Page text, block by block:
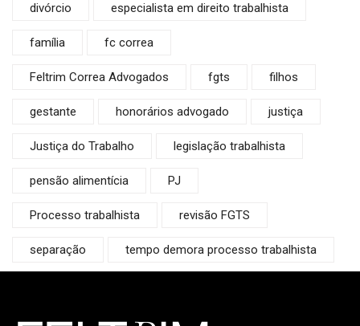
divórcio especialista em direito trabalhista
família fc correa
Feltrim Correa Advogados fgts filhos
gestante honorários advogado justiça
Justiça do Trabalho legislação trabalhista
pensão alimentícia PJ
Processo trabalhista revisão FGTS
separação tempo demora processo trabalhista